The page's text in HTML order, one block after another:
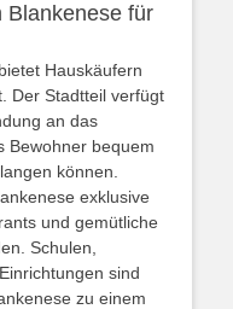
Blankenese für
Hauskäufern
Der Stadtteil verfügt
an das
Bewohner bequem
können.
exklusive
und gemütliche
Schulen,
sind
zu einem